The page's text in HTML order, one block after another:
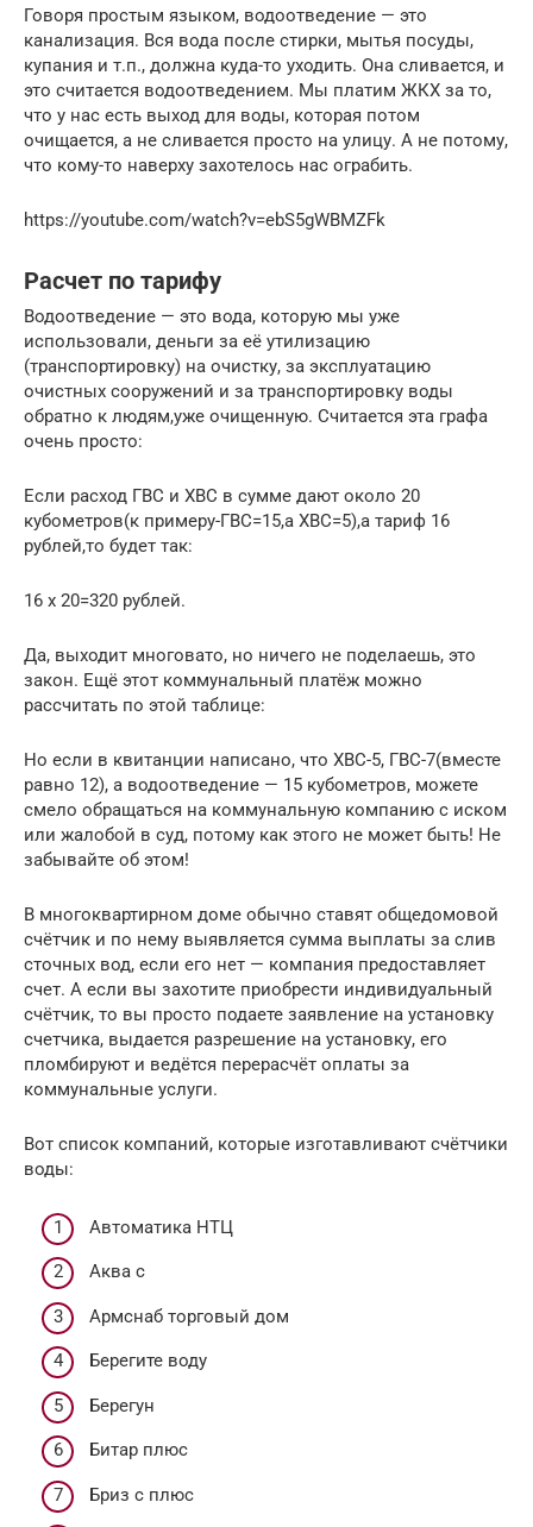
Говоря простым языком, водоотведение — это
канализация. Вся вода после стирки, мытья посуды,
купания и т.п., должна куда-то уходить. Она сливается, и
это считается водоотведением. Мы платим ЖКХ за то,
что у нас есть выход для воды, которая потом
очищается, а не сливается просто на улицу. А не потому,
что кому-то наверху захотелось нас ограбить.
https://youtube.com/watch?v=ebS5gWBMZFk
Расчет по тарифу
Водоотведение — это вода, которую мы уже
использовали, деньги за её утилизацию
(транспортировку) на очистку, за эксплуатацию
очистных сооружений и за транспортировку воды
обратно к людям,уже очищенную. Считается эта графа
очень просто:
Если расход ГВС и ХВС в сумме дают около 20
кубометров(к примеру-ГВС=15,а ХВС=5),а тариф 16
рублей,то будет так:
16 х 20=320 рублей.
Да, выходит многовато, но ничего не поделаешь, это
закон. Ещё этот коммунальный платёж можно
рассчитать по этой таблице:
Но если в квитанции написано, что ХВС-5, ГВС-7(вместе
равно 12), а водоотведение — 15 кубометров, можете
смело обращаться на коммунальную компанию с иском
или жалобой в суд, потому как этого не может быть! Не
забывайте об этом!
В многоквартирном доме обычно ставят общедомовой
счётчик и по нему выявляется сумма выплаты за слив
сточных вод, если его нет — компания предоставляет
счет. А если вы захотите приобрести индивидуальный
счётчик, то вы просто подаете заявление на установку
счетчика, выдается разрешение на установку, его
пломбируют и ведётся перерасчёт оплаты за
коммунальные услуги.
Вот список компаний, которые изготавливают счётчики
воды:
Автоматика НТЦ
Аква c
Армснаб торговый дом
Берегите воду
Берегун
Битар плюс
Бриз c плюс